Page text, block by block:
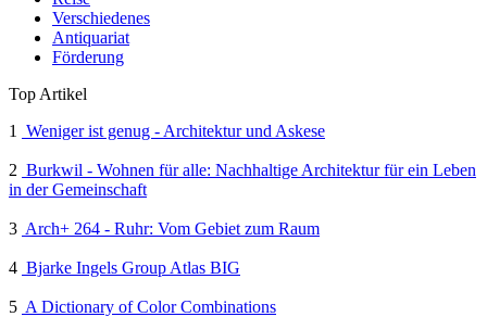
Verschiedenes
Antiquariat
Förderung
Top Artikel
1
Weniger ist genug - Architektur und Askese
2 Burkwil - Wohnen für alle: Nachhaltige Architektur für ein Leben
in der Gemeinschaft
3 Arch+ 264 - Ruhr: Vom Gebiet zum Raum
4 Bjarke Ingels Group Atlas BIG
5 A Dictionary of Color Combinations